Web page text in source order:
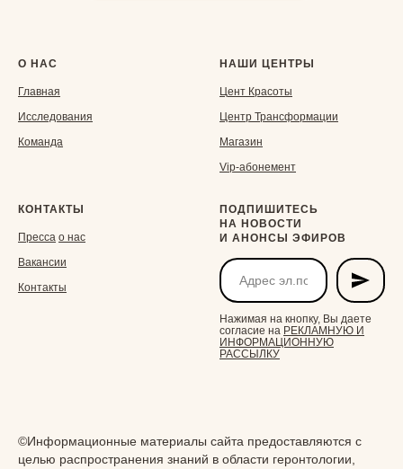
О НАС
Главная
Исследования
Команда
НАШИ ЦЕНТРЫ
Цент Красоты
Центр Трансформации
Магазин
Vip-aбонемент
КОНТАКТЫ
Пресса о нас
Вакансии
Контакты
ПОДПИШИТЕСЬ
НА НОВОСТИ
И АНОНСЫ ЭФИРОВ
Нажимая на кнопку, Вы даете
согласие на РЕКЛАМНУЮ И
ИНФОРМАЦИОННУЮ
РАССЫЛКУ
©Информационные материалы сайта предоставляются с
целью распространения знаний в области геронтологии,